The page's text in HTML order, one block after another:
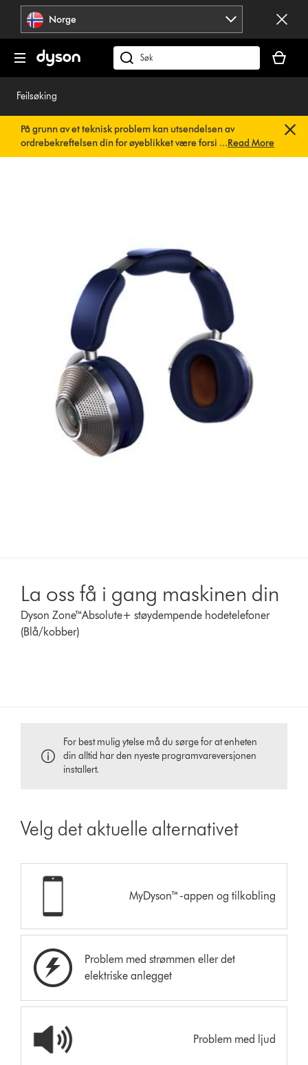
Hopp
navigering
Norge
Søk
på
din
er
Feilsøking
På grunn av et teknisk problem kan utsendelsen av
ordrebekreftelsen din for øyeblikket være forsinket. Vi
jobber allerede med en rask løsning.Du trenger ikke å
...Read More
La oss få i gang maskinen din
Dyson Zone™Absolute+ støydempende hodetelefoner
(Blå/kobber)
For best mulig ytelse må du sørge for at enheten
din alltid har den nyeste programvareversjonen
installert.
Velg det aktuelle alternativet
MyDyson™-appen og tilkobling
Problem med strømmen eller det
elektriske anlegget
Problem med ljud